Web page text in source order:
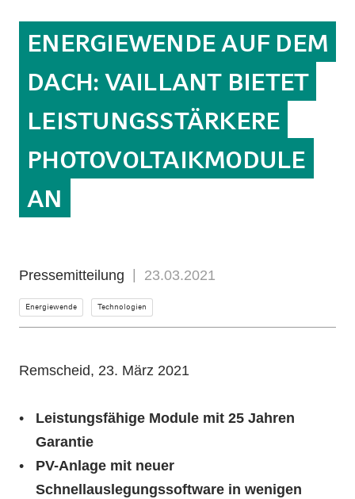
ENERGIEWENDE AUF DEM
DACH: VAILLANT BIETET
LEISTUNGSSTÄRKERE
PHOTOVOLTAIKMODULE
AN
Pressemitteilung 23.03.2021
Energiewende Technologien
Remscheid, 23. März 2021
Leistungsfähige Module mit 25 Jahren
Garantie
PV-Anlage mit neuer
Schnellauslegungssoftware in wenigen